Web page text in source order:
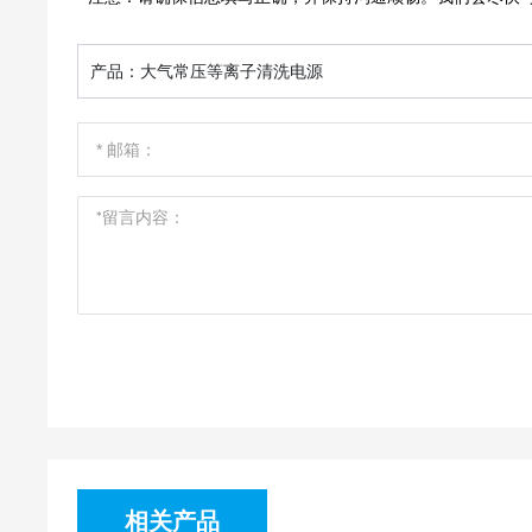
产品： 大气常压等离子清洗电源
相关产品